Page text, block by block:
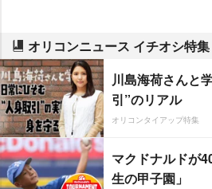
オリコンニュース イチオシ特集
川島海荷さんと
引”のリアル
オリコンタイアップ特集
マクドナルドが
生の甲子園」